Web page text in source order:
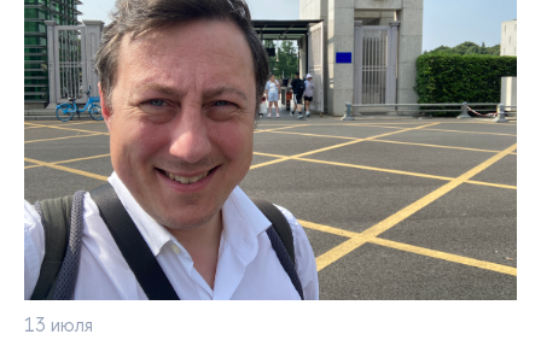
13 июля